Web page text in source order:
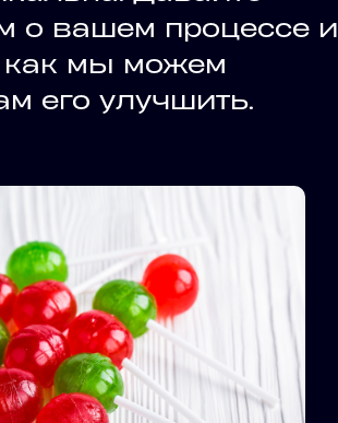
о вашем процессе и
мы можем
его улучшить.